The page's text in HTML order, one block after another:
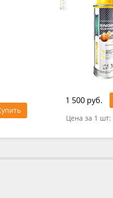
1 500 руб.
Цена за 1 шт: